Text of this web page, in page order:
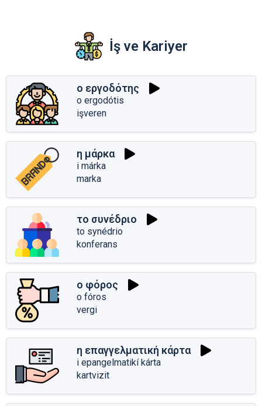
İş ve Kariyer
ο εργοδότης
o ergodótis
işveren
η μάρκα
i márka
marka
το συνέδριο
to synédrio
konferans
ο φόρος
o fóros
vergi
η επαγγελματική κάρτα
i epangelmatikí kárta
kartvizit